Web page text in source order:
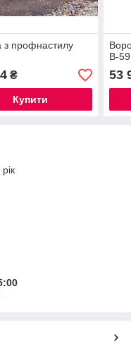
з профнастилу
₴
Купити
В-59
53